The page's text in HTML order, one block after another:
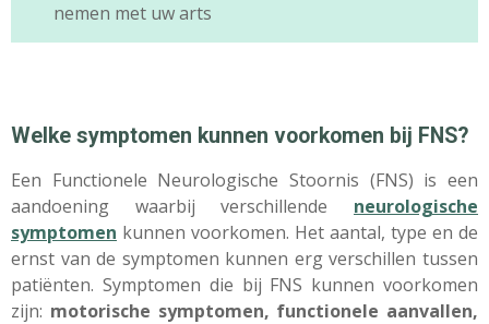
nemen met uw arts
Welke symptomen kunnen voorkomen bij FNS?
Een Functionele Neurologische Stoornis (FNS) is een
aandoening waarbij verschillende neurologische
symptomen kunnen voorkomen. Het aantal, type en de
ernst van de symptomen kunnen erg verschillen tussen
patiënten. Symptomen die bij FNS kunnen voorkomen
zijn: motorische symptomen, functionele aanvallen,